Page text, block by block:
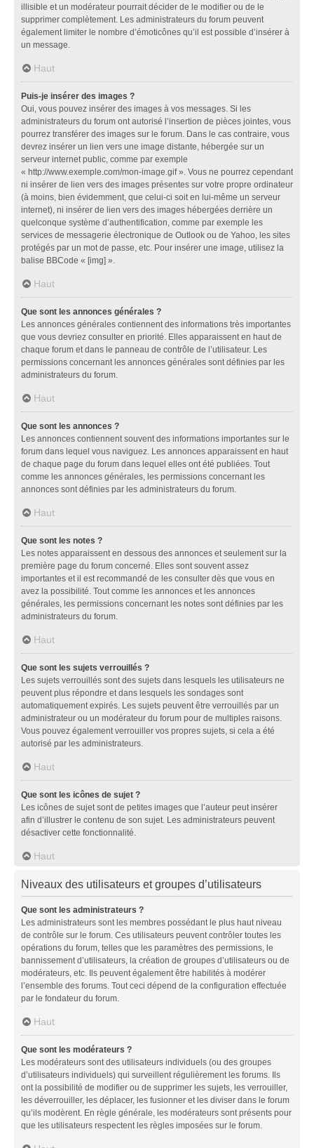
illisible et un modérateur pourrait décider de le modifier ou de le
supprimer complètement. Les administrateurs du forum peuvent
également limiter le nombre d’émoticônes qu’il est possible d’insérer à
un message.
Haut
Puis-je insérer des images ?
Oui, vous pouvez insérer des images à vos messages. Si les
administrateurs du forum ont autorisé l’insertion de pièces jointes, vous
pourrez transférer des images sur le forum. Dans le cas contraire, vous
devrez insérer un lien vers une image distante, hébergée sur un
serveur internet public, comme par exemple
« http://www.exemple.com/mon-image.gif ». Vous ne pourrez cependant
ni insérer de lien vers des images présentes sur votre propre ordinateur
(à moins, bien évidemment, que celui-ci soit en lui-même un serveur
internet), ni insérer de lien vers des images hébergées derrière un
quelconque système d’authentification, comme par exemple les
services de messagerie électronique de Outlook ou de Yahoo, les sites
protégés par un mot de passe, etc. Pour insérer une image, utilisez la
balise BBCode « [img] ».
Haut
Que sont les annonces générales ?
Les annonces générales contiennent des informations très importantes
que vous devriez consulter en priorité. Elles apparaissent en haut de
chaque forum et dans le panneau de contrôle de l’utilisateur. Les
permissions concernant les annonces générales sont définies par les
administrateurs du forum.
Haut
Que sont les annonces ?
Les annonces contiennent souvent des informations importantes sur le
forum dans lequel vous naviguez. Les annonces apparaissent en haut
de chaque page du forum dans lequel elles ont été publiées. Tout
comme les annonces générales, les permissions concernant les
annonces sont définies par les administrateurs du forum.
Haut
Que sont les notes ?
Les notes apparaissent en dessous des annonces et seulement sur la
première page du forum concerné. Elles sont souvent assez
importantes et il est recommandé de les consulter dès que vous en
avez la possibilité. Tout comme les annonces et les annonces
générales, les permissions concernant les notes sont définies par les
administrateurs du forum.
Haut
Que sont les sujets verrouillés ?
Les sujets verrouillés sont des sujets dans lesquels les utilisateurs ne
peuvent plus répondre et dans lesquels les sondages sont
automatiquement expirés. Les sujets peuvent être verrouillés par un
administrateur ou un modérateur du forum pour de multiples raisons.
Vous pouvez également verrouiller vos propres sujets, si cela a été
autorisé par les administrateurs.
Haut
Que sont les icônes de sujet ?
Les icônes de sujet sont de petites images que l’auteur peut insérer
afin d’illustrer le contenu de son sujet. Les administrateurs peuvent
désactiver cette fonctionnalité.
Haut
Niveaux des utilisateurs et groupes d’utilisateurs
Que sont les administrateurs ?
Les administrateurs sont les membres possédant le plus haut niveau
de contrôle sur le forum. Ces utilisateurs peuvent contrôler toutes les
opérations du forum, telles que les paramètres des permissions, le
bannissement d’utilisateurs, la création de groupes d’utilisateurs ou de
modérateurs, etc. Ils peuvent également être habilités à modérer
l’ensemble des forums. Tout ceci dépend de la configuration effectuée
par le fondateur du forum.
Haut
Que sont les modérateurs ?
Les modérateurs sont des utilisateurs individuels (ou des groupes
d’utilisateurs individuels) qui surveillent régulièrement les forums. Ils
ont la possibilité de modifier ou de supprimer les sujets, les verrouiller,
les déverrouiller, les déplacer, les fusionner et les diviser dans le forum
qu’ils modèrent. En règle générale, les modérateurs sont présents pour
que les utilisateurs respectent les règles imposées sur le forum.